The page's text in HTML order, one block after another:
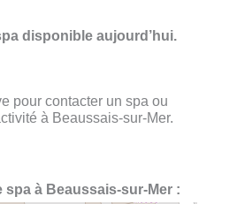
disponible aujourd’hui.
pour contacter un spa ou
à Beaussais-sur-Mer.
spa à Beaussais-sur-Mer :